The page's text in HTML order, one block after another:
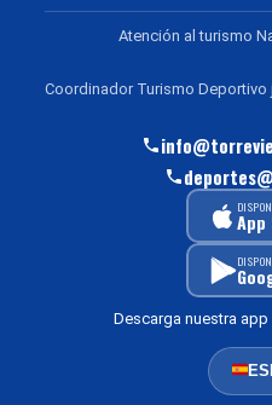
Atención al turismo
Coordinador Turismo
App
Descarga nuestra